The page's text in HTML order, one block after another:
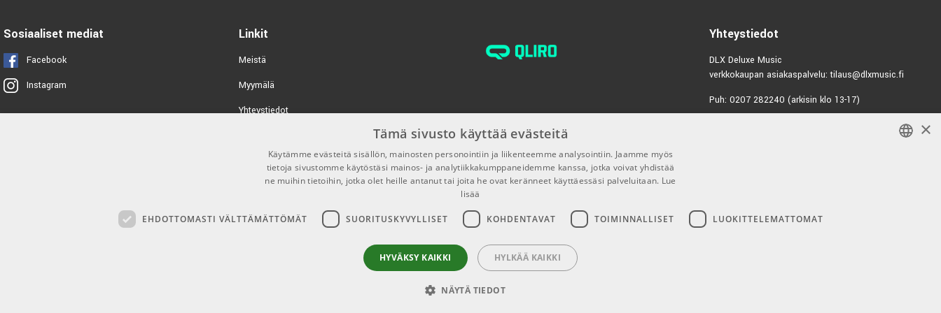
Sosiaaliset mediat
Facebook
Instagram
Linkit
Meistä
Myymälä
Yhteystiedot
Toimitusehdot
Yhteystiedot
DLX Deluxe Music
verkkokaupan asiakaspalvelu: tilaus@dlxmusic.fi
Puh: 0207 282240 (arkisin klo 13-17)
×
Tämä sivusto käyttää evästeitä
Käytämme evästeitä sisällön, mainosten personointiin ja liikenteemme analysointiin. Jaamme myös
tietoja sivustomme käytöstäsi mainos- ja analytiikkakumppaneidemme kanssa, jotka voivat yhdistää
ne muihin tietoihin, jotka olet heille antanut tai joita he ovat keränneet käyttäessäsi palveluitaan. Lue
lisää
EHDOTTOMASTI VÄLTTÄMÄTTÖMÄT SUORITUSKYVYLLISET KOHDENTAVAT TOIMINNALLISET LUOKITTELEMATTOMAT
HYVÄKSY KAIKKI HYLKÄÄ KAIKKI
NÄYTÄ TIEDOT